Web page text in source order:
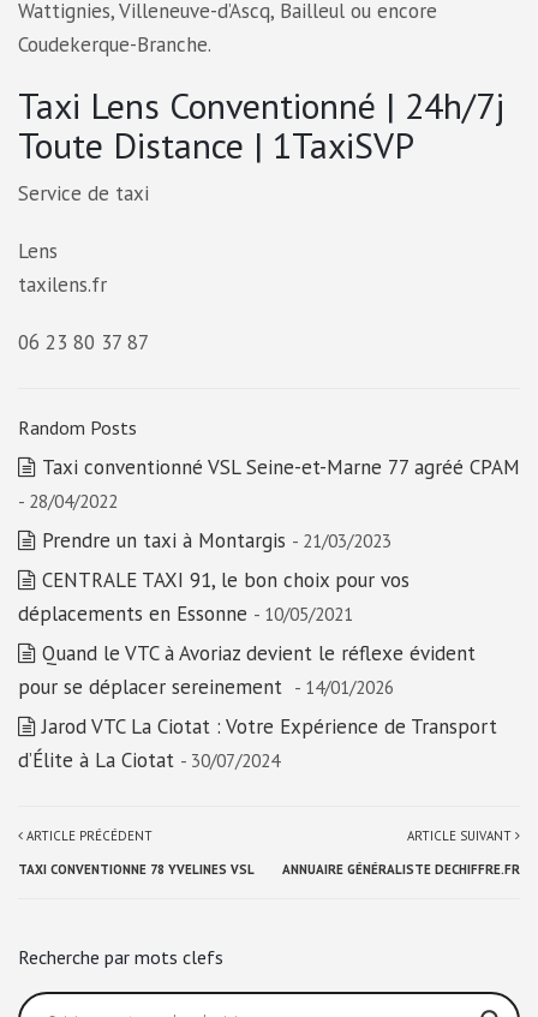
Wattignies, Villeneuve-d’Ascq, Bailleul ou encore
Coudekerque-Branche.
Taxi Lens Conventionné | 24h/7j
Toute Distance | 1TaxiSVP
Service de taxi
Lens
taxilens.fr
06 23 80 37 87
Random Posts
Taxi conventionné VSL Seine-et-Marne 77 agréé CPAM
- 28/04/2022
Prendre un taxi à Montargis - 21/03/2023
CENTRALE TAXI 91, le bon choix pour vos
déplacements en Essonne - 10/05/2021
Quand le VTC à Avoriaz devient le réflexe évident
pour se déplacer sereinement - 14/01/2026
Jarod VTC La Ciotat : Votre Expérience de Transport
d’Élite à La Ciotat - 30/07/2024
ARTICLE PRÉCÉDENT
TAXI CONVENTIONNE 78 YVELINES VSL
ARTICLE SUIVANT
ANNUAIRE GÉNÉRALISTE DECHIFFRE.FR
Recherche par mots clefs